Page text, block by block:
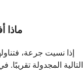
ماذا
إذا نسيت جرعة،
التالية المجدولة